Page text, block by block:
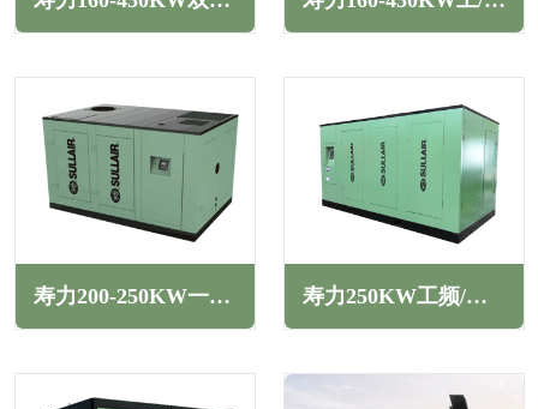
寿力200-250KW一级能效双级压缩变频螺杆空压机TH系列 寿力250KW工频/变频二级压缩螺杆空压机TS系列